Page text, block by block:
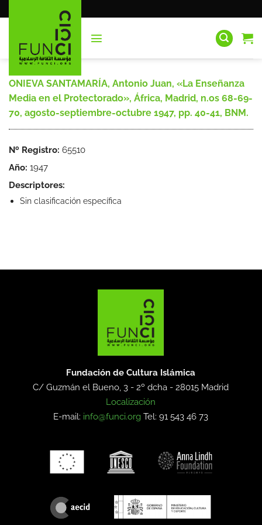
al
ONIEVA SANTAMARÍA, Antonio Juan, «La Enseñanza
Media en el Protectorado», África, Madrid, n.os 68-69-
70, agosto-septiembre-octubre 1947, pp. 40-41, BNM.
Nº Registro: 65510
Año: 1947
Descriptores:
Sin clasificación específica
Fundación de Cultura Islámica
C/ Guzmán el Bueno, 3 - 2º dcha -28015 Madrid
Localización
E-mail: info@funci.org Tel: 91 543 46 73